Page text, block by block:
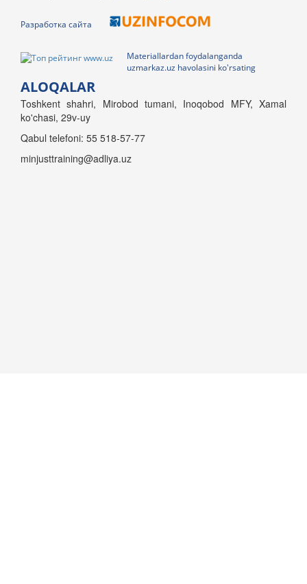
Разработка сайта
Materiallardan foydalanganda
uzmarkaz.uz havolasini ko'rsating
ALOQALAR
Toshkent shahri, Mirobod tumani, Inoqobod MFY, Xamal
ko'chasi, 29v-uy
Qabul telefoni: 55 518-57-77
minjusttraining@adliya.uz